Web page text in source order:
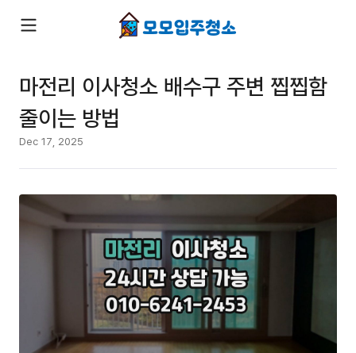
마전리 이사청소 배수구 주변 찝찝함
줄이는 방법
Dec 17, 2025